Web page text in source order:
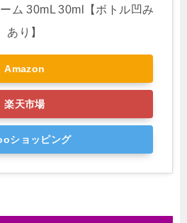
ム 30mL 30ml【ボトル凹み
あり】
Amazon
楽天市場
ショッピング